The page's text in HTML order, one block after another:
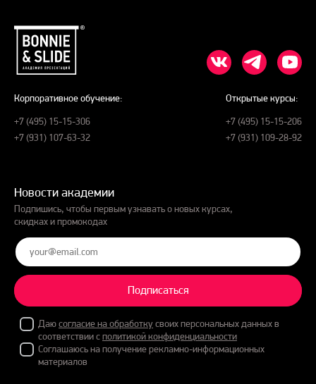
Корпоративное обучение:
+7 (495) 15-15-306
+7 (931) 107-63-32
Открытые курсы:
+7 (495) 15-15-206
+7 (931) 109-28-92
Новости академии
Подпишись, чтобы первым узнавать о новых курсах,
скидках и промокодах
Подписаться
Даюсогласие на обработкусвоих персональных данных в
соответствии сполитикой конфиденциальности
Соглашаюсь на получение рекламно-информационных
материалов